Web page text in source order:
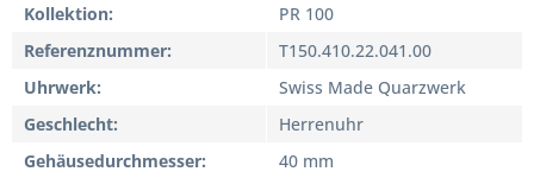
Kollektion
PR 100
Referenznummer
T150.410.22.041.00
Uhrwerk
Swiss Made Quarzwerk
Geschlecht
Herrenuhr
Gehäusedurchmesser
40 mm